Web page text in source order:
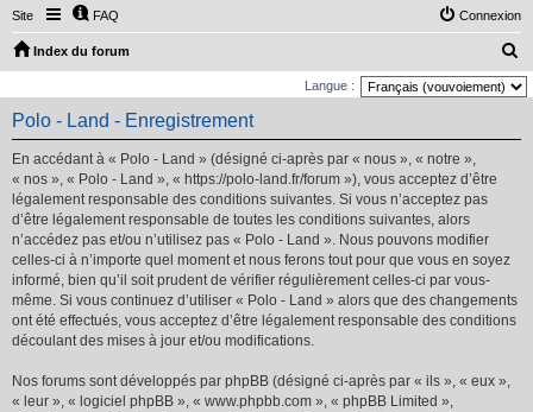
Site FAQ Connexion
Index du forum
e
Langue :
Polo - Land - Enregistrement
En accédant à « Polo - Land » (désigné ci-après par « nous », « notre »,
« nos », « Polo - Land », « https://polo-land.fr/forum »), vous acceptez d’être
légalement responsable des conditions suivantes. Si vous n’acceptez pas
d’être légalement responsable de toutes les conditions suivantes, alors
n’accédez pas et/ou n’utilisez pas « Polo - Land ». Nous pouvons modifier
celles-ci à n’importe quel moment et nous ferons tout pour que vous en soyez
informé, bien qu’il soit prudent de vérifier régulièrement celles-ci par vous-
même. Si vous continuez d’utiliser « Polo - Land » alors que des changements
ont été effectués, vous acceptez d’être légalement responsable des conditions
découlant des mises à jour et/ou modifications.
Nos forums sont développés par phpBB (désigné ci-après par « ils », « eux »,
« leur », « logiciel phpBB », « www.phpbb.com », « phpBB Limited »,